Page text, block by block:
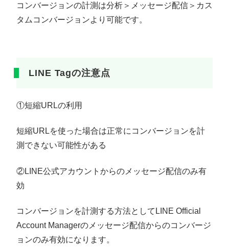
コンバージョンの計測は分析＞メッセージ配信＞カス
タムコンバージョンより可能です。
LINE Tagの注意点
①短縮URLの利用
短縮URLを使った場合は正常にコンバージョンを計
測できない可能性がある
②LINE公式アカウントからのメッセージ配信のみ有
効
コンバージョンを計測する方法としてLINE Official
Account Managerのメッセージ配信からのコンバージ
ョンのみ有効になります。